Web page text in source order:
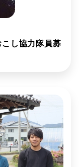
し協力隊員募